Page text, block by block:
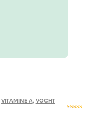
VITAMINE A, VOCHT